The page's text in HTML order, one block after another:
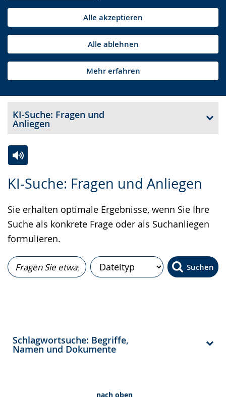
Alle akzeptieren
Alle ablehnen
Mehr erfahren
KI-Suche: Fragen und
Anliegen
KI-Suche: Fragen und Anliegen
Sie erhalten optimale Ergebnisse, wenn Sie Ihre
Suche als konkrete Frage oder als Suchanliegen
formulieren.
Leichten
wechseln.
Audio-
Video
Deutscher
Gebärdensprache
wird
angezeigt.
Suchen
Schlagwortsuche: Begriffe,
Namen und Dokumente
nach oben